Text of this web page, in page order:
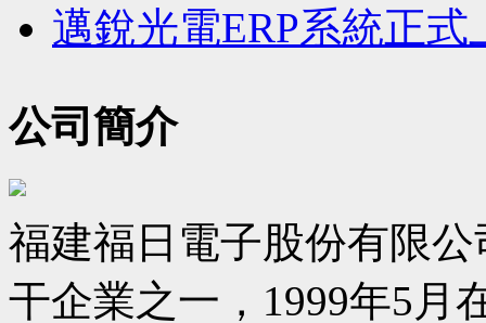
邁銳光電ERP系統正
公司簡介
福建福日電子股份有限
干企業之一，1999年5月